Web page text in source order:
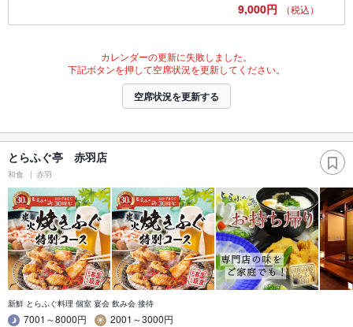
9,000円 （税込）
カレンダーの更新に失敗しました。
下記ボタンを押して空席状況を更新してください。
空席状況を更新する
とらふぐ亭 赤羽店
和食 赤羽
新鮮 とらふぐ料理 個室 宴会 飲み会 接待
7001～8000円
2001～3000円